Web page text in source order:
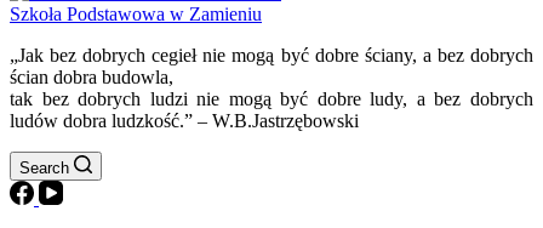
Szkoła Podstawowa w Zamieniu
„Jak bez dobrych cegieł nie mogą być dobre ściany, a bez dobrych
ścian dobra budowla,
tak bez dobrych ludzi nie mogą być dobre ludy, a bez dobrych
ludów dobra ludzkość.” – W.B.Jastrzębowski
Search